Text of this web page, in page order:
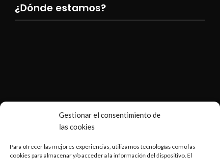
Gestionar el consentimiento de
las cookies
Para ofrecer las mejores experiencias, utilizamos tecnologías como las
cookies para almacenar y/o acceder a la información del dispositivo. El
¿Dónde estamos?